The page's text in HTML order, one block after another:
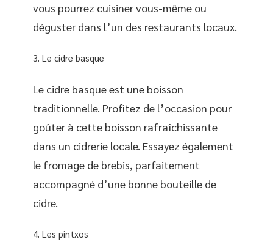
vous pourrez cuisiner vous-même ou
déguster dans l’un des restaurants locaux.
Le cidre basque
Le cidre basque est une boisson
traditionnelle. Profitez de l’occasion pour
goûter à cette boisson rafraîchissante
dans un cidrerie locale. Essayez également
le fromage de brebis, parfaitement
accompagné d’une bonne bouteille de
cidre.
Les pintxos